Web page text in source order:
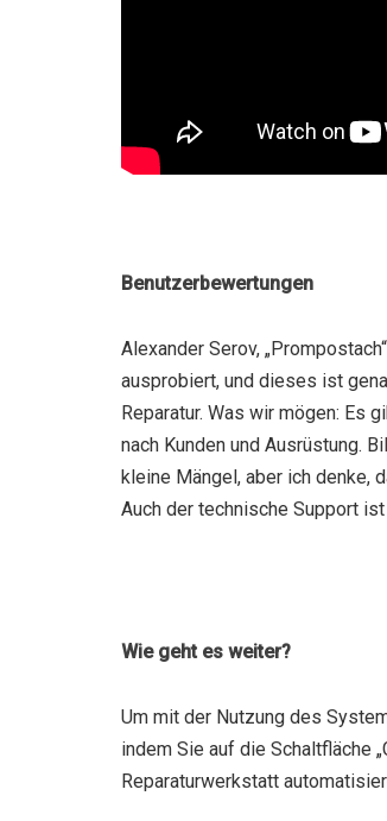
Benutzerbewertungen
Alexander Serov,
ausprobiert, und dieses ist
Reparatur. Was wir mögen: Es
nach Kunden und Ausrüstung.
kleine Mängel, aber ich denke,
Auch der technische Support
Wie geht es weiter?
Um mit der Nutzung des
indem Sie auf die Schaltfläche
Reparaturwerkstatt